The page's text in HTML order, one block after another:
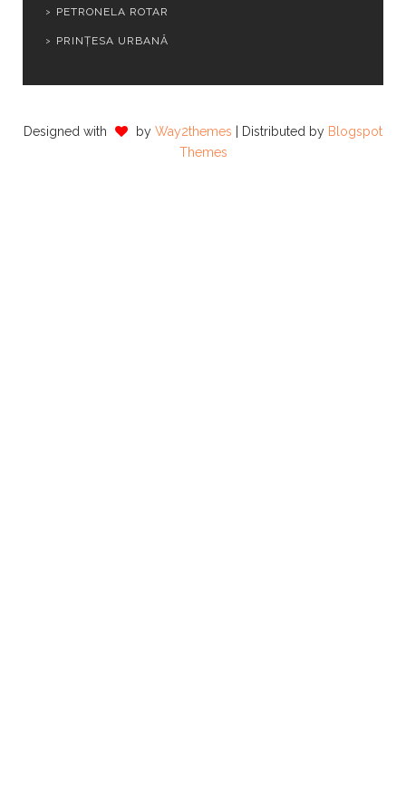
PETRONELA ROTAR
PRINȚESA URBANĂ
Designed with by Way2themes | Distributed by Blogspot
Themes